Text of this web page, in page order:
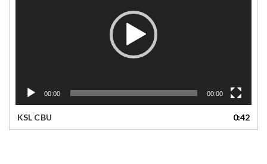
00:00 00:00
KSL CBU 0:42